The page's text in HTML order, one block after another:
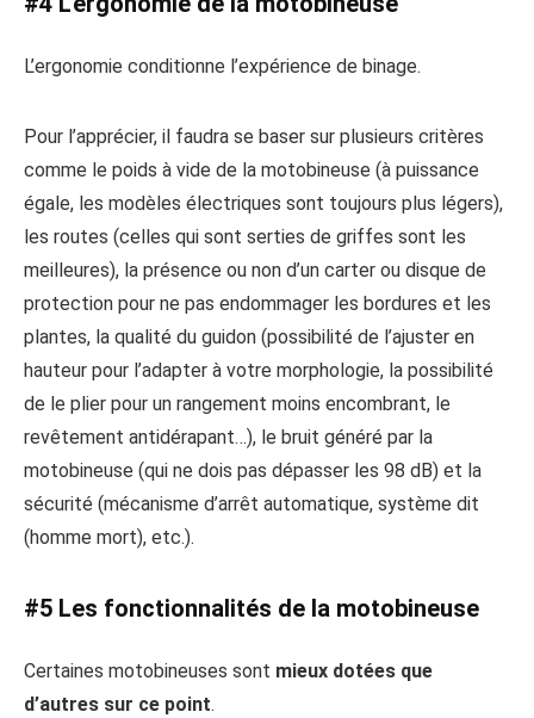
L’ergonomie conditionne l’expérience de binage.
Pour l’apprécier, il faudra se baser sur plusieurs critères
comme le poids à vide de la motobineuse (à puissance
égale, les modèles électriques sont toujours plus légers),
les routes (celles qui sont serties de griffes sont les
meilleures), la présence ou non d’un carter ou disque de
protection pour ne pas endommager les bordures et les
plantes, la qualité du guidon (possibilité de l’ajuster en
hauteur pour l’adapter à votre morphologie, la possibilité
de le plier pour un rangement moins encombrant, le
revêtement antidérapant…), le bruit généré par la
motobineuse (qui ne dois pas dépasser les 98 dB) et la
sécurité (mécanisme d’arrêt automatique, système dit
(homme mort), etc.).
#5 Les fonctionnalités de la motobineuse
Certaines motobineuses sont mieux dotées que
d’autres sur ce point.